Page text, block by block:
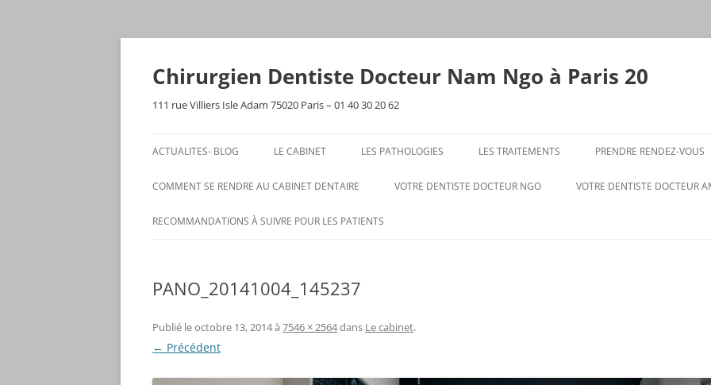
Aller
contenu
Chirurgien Dentiste Docteur Nam Ngo à Paris 20
111 rue Villiers Isle Adam 75020 Paris – 01 40 30 20 62
ACTUALITES- BLOG LE CABINET LES PATHOLOGIES LES TRAITEMENTS PRENDRE RENDEZ-VOUS
COMMENT SE RENDRE AU CABINET DENTAIRE VOTRE DENTISTE DOCTEUR NGO VOTRE DENTISTE DOCTEUR
RECOMMANDATIONS À SUIVRE POUR LES PATIENTS
PANO_20141004_145237
Publié leoctobre 13, 2014à 7546 × 2564dans Le cabinet.
← Précédent